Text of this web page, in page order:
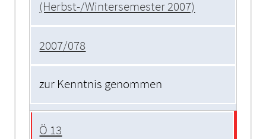
(Herbst-/Wintersemester 2007)
2007/078
zur Kenntnis genommen
Ö 13